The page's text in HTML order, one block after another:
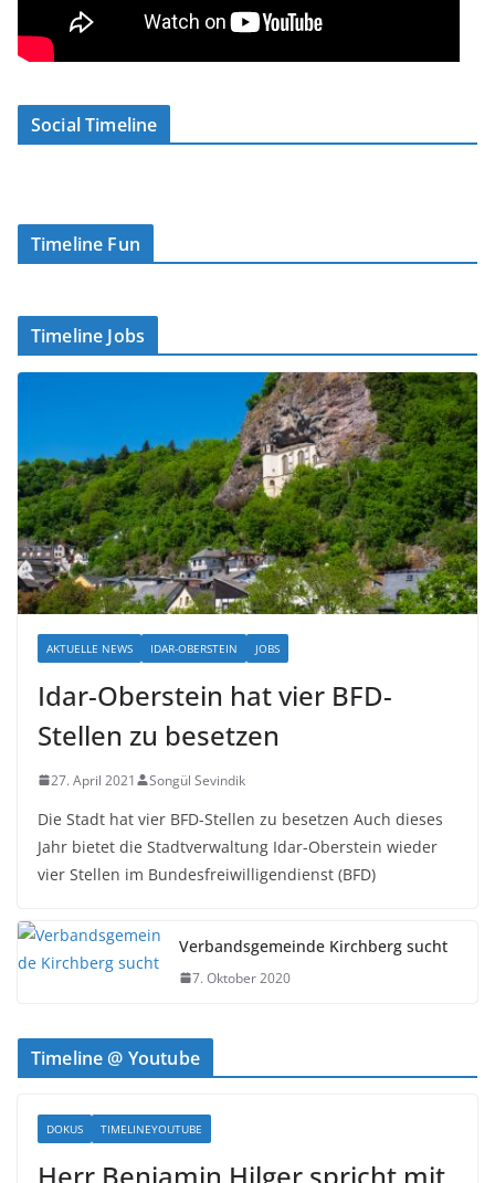
Social Timeline
Timeline Fun
Timeline Jobs
AKTUELLE NEWS IDAR-OBERSTEIN JOBS
Idar-Oberstein hat vier BFD-
Stellen zu besetzen
27. April 2021 Songül Sevindik
Die Stadt hat vier BFD-Stellen zu besetzen Auch dieses
Jahr bietet die Stadtverwaltung Idar-Oberstein wieder
vier Stellen im Bundesfreiwilligendienst (BFD)
Verbandsgemeinde Kirchberg sucht
7. Oktober 2020
Timeline @ Youtube
DOKUS TIMELINEYOUTUBE